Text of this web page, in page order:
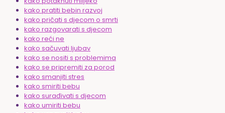
kako pratiti bebin razvoj
kako pričati s djecom o smrti
kako razgovarati s djecom
kako reći ne
kako sačuvati ljubav
kako se nositi s problemima
kako se pripremiti za porod
kako smanjiti stres
kako smiriti bebu
kako surađivati s djecom
kako umiriti bebu